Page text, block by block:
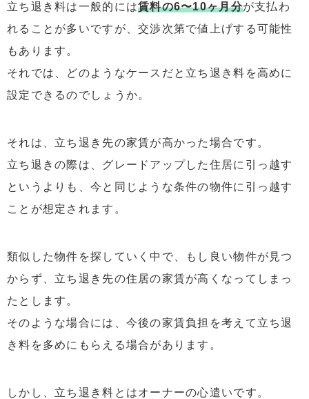
立ち退き料は一般的には賃料の6〜10ヶ月分が支払わ
れることが多いですが、交渉次第で値上げする可能性
もあります。
それでは、どのようなケースだと立ち退き料を高めに
設定できるのでしょうか。
それは、立ち退き先の家賃が高かった場合です。
立ち退きの際は、グレードアップした住居に引っ越す
というよりも、今と同じような条件の物件に引っ越す
ことが想定されます。
類似した物件を探していく中で、もし良い物件が見つ
からず、立ち退き先の住居の家賃が高くなってしまっ
たとします。
そのような場合には、今後の家賃負担を考えて立ち退
き料を多めにもらえる場合があります。
しかし、立ち退き料とはオーナーの心遣いです。